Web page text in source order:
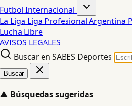
Futbol Internacional
La Liga Liga Profesional Argentina
Lucha Libre
AVISOS LEGALES
Buscar en SABES Deportes
Buscar
▲ Búsquedas sugeridas